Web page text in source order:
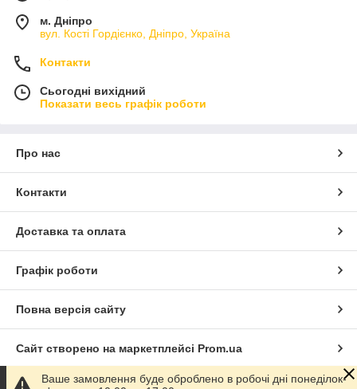
м. Дніпро
вул. Кості Гордієнко, Дніпро, Україна
Контакти
Сьогодні вихідний
Показати весь графік роботи
Про нас
Контакти
Доставка та оплата
Графік роботи
Повна версія сайту
Сайт створено на маркетплейсі Prom.ua
Ваше замовлення буде оброблено в робочі дні понеділок-